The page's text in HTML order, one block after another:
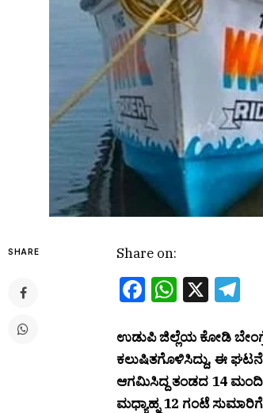
SHARE Share on:
Facebook
X
ಉಡುಪಿ ಜಿಲ್ಲೆಯ ಕೋಡಿ
ಕಲುಷಿತಗೊಳಿಸಿದ್ದು, ಈ ಘಟನೆ
ಆಗಮಿಸಿದ್ದ ತಂಡದ 14 ಮಂದಿ
ಮಧ್ಯಾಹ್ನ 12 ಗಂಟೆ